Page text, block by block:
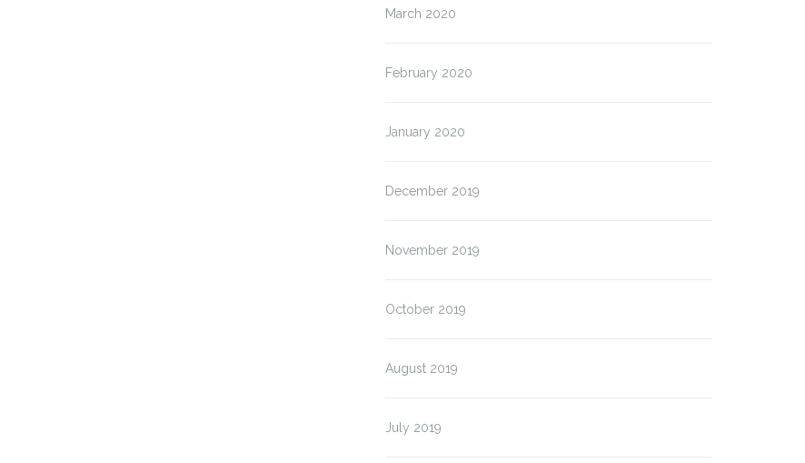
March 2020
February 2020
January 2020
December 2019
November 2019
October 2019
August 2019
July 2019